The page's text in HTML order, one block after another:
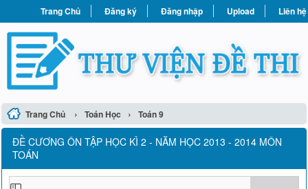
Trang Chủ Đăng ký Đăng nhập Upload Liên hệ
Trang Chủ › Toán Học › Toán 9
ĐỀ CƯƠNG ÔN TẬP HỌC KÌ 2 - NĂM HỌC 2013 - 2014 MÔN
TOÁN